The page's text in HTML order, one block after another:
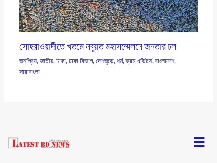
সোহরাওয়ার্দীতে খতমে নবুয়ত মহাসম্মেলনে জনতার ঢল
জনপ্রিয়,জাতীয়,ঢাকা,ঢাকা বিভাগ,দেশজুড়ে, ধর্ম,ফ্রম এডিটর্স,বাংলাদেশ,
সারাবাংলা
Menu